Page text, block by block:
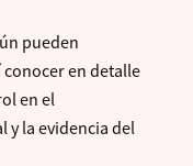
pueden
conocer en detalle
en el
y la evidencia del